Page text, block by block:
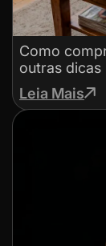
Como
outras dicas
Leia Mais